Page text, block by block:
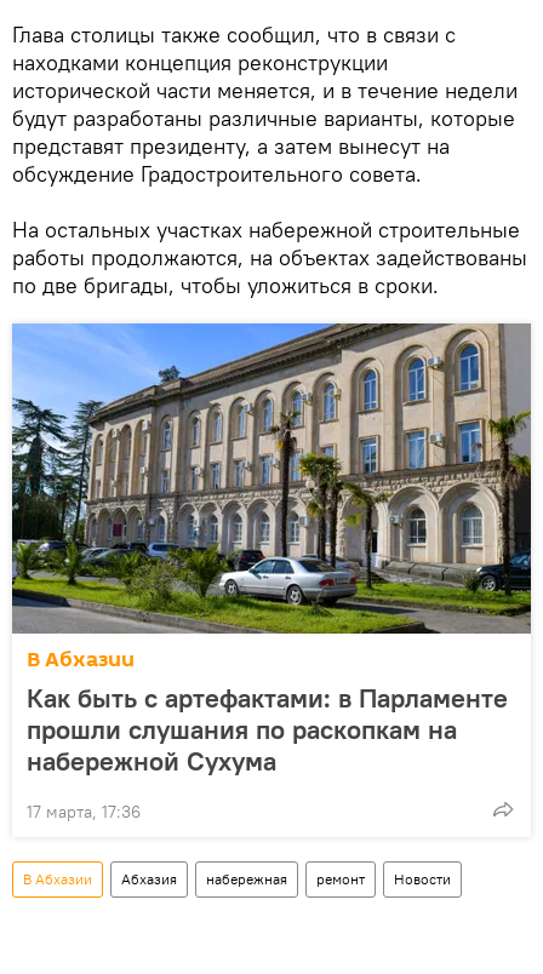
Глава столицы также сообщил, что в связи с
находками концепция реконструкции
исторической части меняется, и в течение недели
будут разработаны различные варианты, которые
представят президенту, а затем вынесут на
обсуждение Градостроительного совета.
На остальных участках набережной строительные
работы продолжаются, на объектах задействованы
по две бригады, чтобы уложиться в сроки.
В Абхазии
Как быть с артефактами: в Парламенте
прошли слушания по раскопкам на
набережной Сухума
17 марта, 17:36
В Абхазии Абхазия набережная ремонт Новости